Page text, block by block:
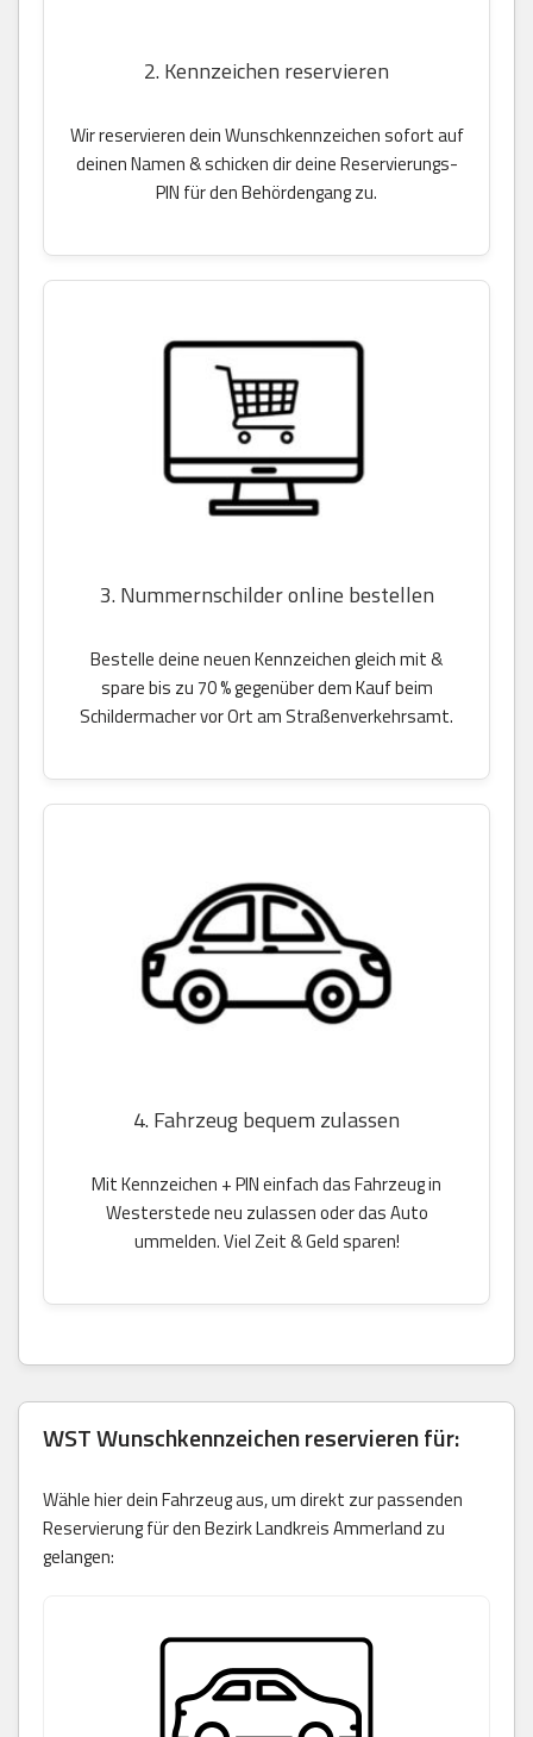
2. Kennzeichen reservieren
Wir reservieren dein Wunschkennzeichen sofort auf
deinen Namen & schicken dir deine Reservierungs-
PIN für den Behördengang zu.
3. Nummernschilder online bestellen
Bestelle deine neuen Kennzeichen gleich mit &
spare bis zu 70 % gegenüber dem Kauf beim
Schildermacher vor Ort am Straßenverkehrsamt.
4. Fahrzeug bequem zulassen
Mit Kennzeichen + PIN einfach das Fahrzeug in
Westerstede neu zulassen oder das Auto
ummelden. Viel Zeit & Geld sparen!
WST Wunschkennzeichen reservieren für:
Wähle hier dein Fahrzeug aus, um direkt zur passenden
Reservierung für den Bezirk Landkreis Ammerland zu
gelangen: